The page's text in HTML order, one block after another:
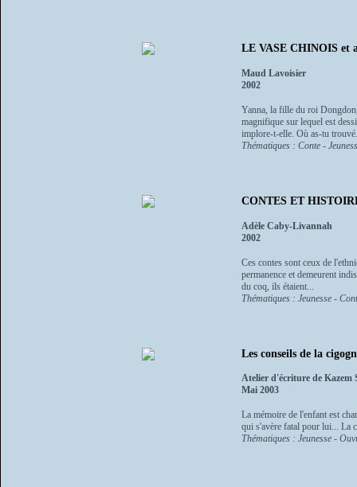
LE VASE CHINOIS et
Maud Lavoisier
2002
Yanna, la fille du roi
magnifique sur lequel est
implore-t-elle. Où as-tu
Thématiques : Conte -
CONTES ET
Adèle Caby-Livannah
2002
Ces contes sont ceux de
permanence et demeurent
du coq, ils étaient...
Thématiques : Jeunesse -
Les conseils de la
Atelier d'écriture de Kazem
Mai 2003
La mémoire de l'enfant est
qui s'avère fatal pour lui... La
Thématiques : Jeunesse -